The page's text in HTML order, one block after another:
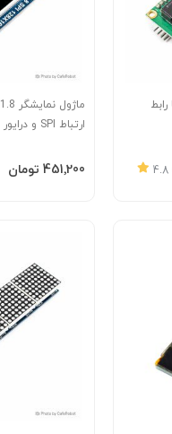
کاراکتری 1602 با رابط
4.8
ارتباط SPI و درایور ST7735R
‎451٬200 تومان
افزودن به سبد